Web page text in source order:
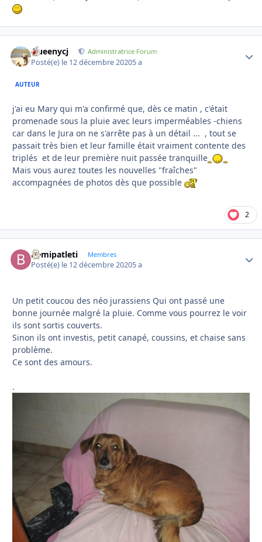
Queenycj Administratrice Forum
Posté(e) le 12 décembre 20205 a
AUTEUR
j'ai eu Mary qui m'a confirmé que, dès ce matin , c'était
promenade sous la pluie avec leurs imperméables -chiens
car dans le Jura on ne s'arrête pas à un détail ... , tout se
passait très bien et leur famille était vraiment contente des
triplés et de leur première nuit passée tranquille
Mais vous aurez toutes les nouvelles "fraîches"
accompagnées de photos dès que possible
2
Bemipatleti Membres
Posté(e) le 12 décembre 20205 a
Un petit coucou des néo jurassiens Qui ont passé une
bonne journée malgré la pluie. Comme vous pourrez le voir
ils sont sortis couverts.
Sinon ils ont investis, petit canapé, coussins, et chaise sans
problème.
Ce sont des amours.
.